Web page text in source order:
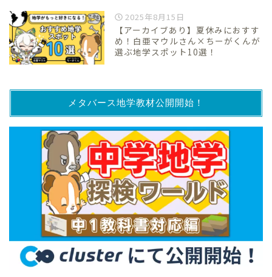
2025年8月15日
【アーカイブあり】夏休みにおすす
め！白亜マウルさん×ちーがくんが
選ぶ地学スポット10選！
メタバース地学教材公開開始！